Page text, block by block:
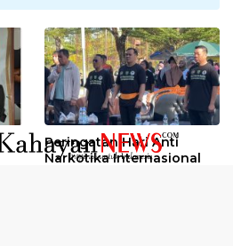
Peringatan Hari Anti
Narkotika Internasional